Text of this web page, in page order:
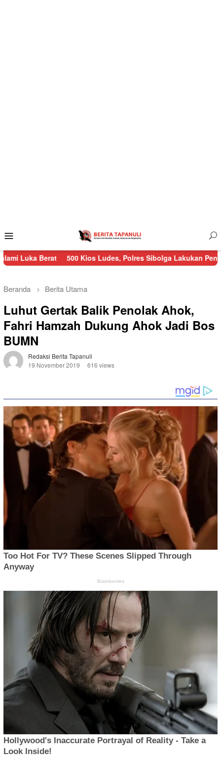
Mobile
500 Kios Ludes, Polres Sibolga Lakukan Pengamanan
Beranda Berita Utama
Luhut Gertak Balik Penolak Ahok,
Fahri Hamzah Dukung Ahok Jadi Bos
BUMN
Redaksi Berita Tapanuli
19 November 2019
616 views